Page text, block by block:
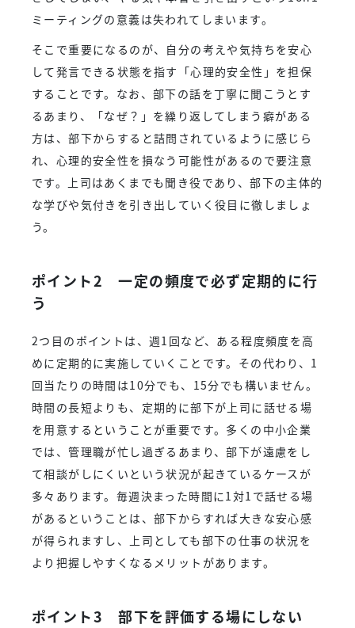
ミーティングの意義は失われてしまいます。
そこで重要になるのが、自分の考えや気持ちを安心
して発言できる状態を指す「心理的安全性」を担保
することです。なお、部下の話を丁寧に聞こうとす
るあまり、「なぜ？」を繰り返してしまう癖がある
方は、部下からすると詰問されているように感じら
れ、心理的安全性を損なう可能性があるので要注意
です。上司はあくまでも聞き役であり、部下の主体的
な学びや気付きを引き出していく役目に徹しましょ
う。
ポイント2 一定の頻度で必ず定期的に行
う
2つ目のポイントは、週1回など、ある程度頻度を高
めに定期的に実施していくことです。その代わり、1
回当たりの時間は10分でも、15分でも構いません。
時間の長短よりも、定期的に部下が上司に話せる場
を用意するということが重要です。多くの中小企業
では、管理職が忙し過ぎるあまり、部下が遠慮をし
て相談がしにくいという状況が起きているケースが
多々あります。毎週決まった時間に1対1で話せる場
があるということは、部下からすれば大きな安心感
が得られますし、上司としても部下の仕事の状況を
より把握しやすくなるメリットがあります。
ポイント3 部下を評価する場にしない